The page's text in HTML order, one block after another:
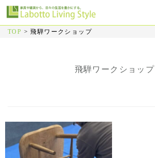
TOP >飛騨ワークショップ
飛騨ワークショップ